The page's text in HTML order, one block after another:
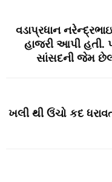
વડાપ્રધાન
હાજરી આપી હતી.
સાંસદની જેમ
ખલી થી ઉંચો કદ